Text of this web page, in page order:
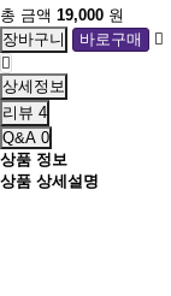
총 금액 19,000 원
상세정보
리뷰 4
Q&A 0
상품 정보
상품 상세설명